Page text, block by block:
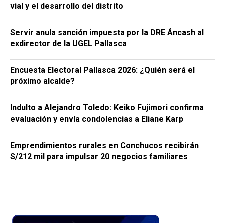
vial y el desarrollo del distrito
Servir anula sanción impuesta por la DRE Áncash al
exdirector de la UGEL Pallasca
Encuesta Electoral Pallasca 2026: ¿Quién será el
próximo alcalde?
Indulto a Alejandro Toledo: Keiko Fujimori confirma
evaluación y envía condolencias a Eliane Karp
Emprendimientos rurales en Conchucos recibirán
S/212 mil para impulsar 20 negocios familiares